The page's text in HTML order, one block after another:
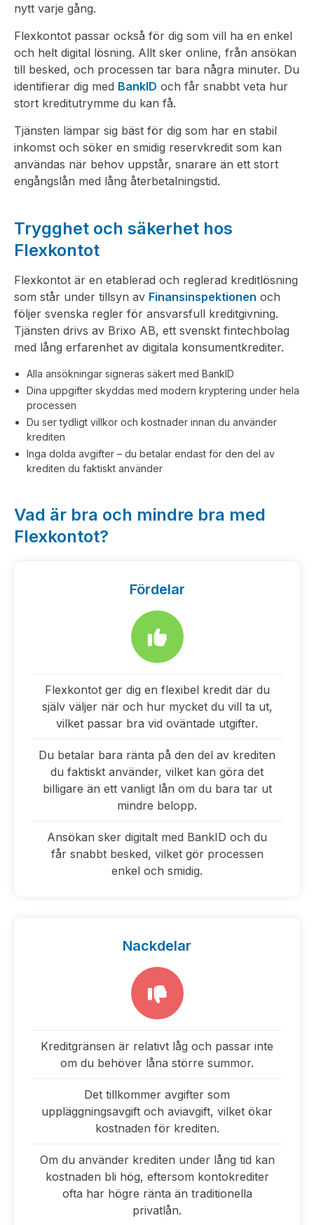
nytt varje gång.
Flexkontot passar också för dig som vill ha en enkel
och helt digital lösning. Allt sker online, från ansökan
till besked, och processen tar bara några minuter. Du
identifierar dig med BankID och får snabbt veta hur
stort kreditutrymme du kan få.
Tjänsten lämpar sig bäst för dig som har en stabil
inkomst och söker en smidig reservkredit som kan
användas när behov uppstår, snarare än ett stort
engångslån med lång återbetalningstid.
Trygghet och säkerhet hos
Flexkontot
Flexkontot är en etablerad och reglerad kreditlösning
som står under tillsyn av Finansinspektionen och
följer svenska regler för ansvarsfull kreditgivning.
Tjänsten drivs av Brixo AB, ett svenskt fintechbolag
med lång erfarenhet av digitala konsumentkrediter.
Alla ansökningar signeras säkert med BankID
Dina uppgifter skyddas med modern kryptering under hela
processen
Du ser tydligt villkor och kostnader innan du använder
krediten
Inga dolda avgifter – du betalar endast för den del av
krediten du faktiskt använder
Vad är bra och mindre bra med
Flexkontot?
Fördelar
Flexkontot ger dig en flexibel kredit där du
själv väljer när och hur mycket du vill ta ut,
vilket passar bra vid oväntade utgifter.
Du betalar bara ränta på den del av krediten
du faktiskt använder, vilket kan göra det
billigare än ett vanligt lån om du bara tar ut
mindre belopp.
Ansökan sker digitalt med BankID och du
får snabbt besked, vilket gör processen
enkel och smidig.
Nackdelar
Kreditgränsen är relativt låg och passar inte
om du behöver låna större summor.
Det tillkommer avgifter som
uppläggningsavgift och aviavgift, vilket ökar
kostnaden för krediten.
Om du använder krediten under lång tid kan
kostnaden bli hög, eftersom kontokrediter
ofta har högre ränta än traditionella
privatlån.